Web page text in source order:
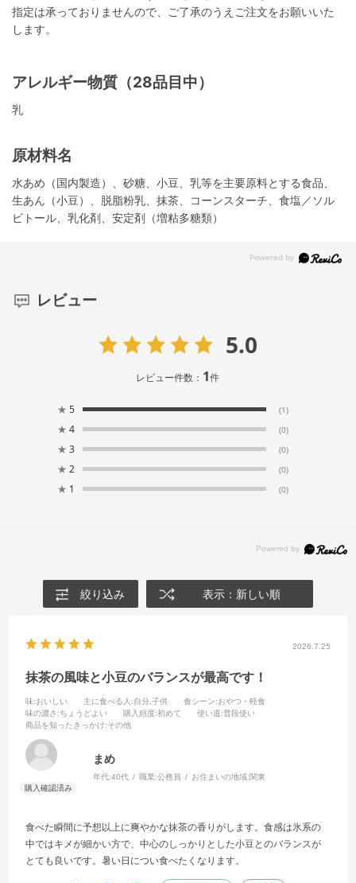
指定は承っておりませんので、ご了承のうえご注文をお願いいた
します。
アレルギー物質（28品目中）
乳
原材料名
水あめ（国内製造）、砂糖、小豆、乳等を主要原料とする食品、
生あん（小豆）、脱脂粉乳、抹茶、コーンスターチ、食塩／ソル
ビトール、乳化剤、安定剤（増粘多糖類）
レビュー
5.0
レビュー件数： 1件
★ 5 (1)
★ 4 (0)
★ 3 (0)
★ 2 (0)
★ 1 (0)
絞り込み 表示：新しい順
2026.7.25
抹茶の風味と小豆のバランスが最高です！
味:おいしい 主に食べる人 :自分,子供 食シーン:おやつ・軽食
味の濃さ :ちょうどよい 購入頻度:初めて 使い道:普段使い
商品を知ったきっかけ:その他
まめ
年代:40代 職業:公務員 お住まいの地域:関東
食べた瞬間に予想以上に爽やかな抹茶の香りがします。食感は氷系の
中ではキメが細かい方で、中心のしっかりとした小豆とのバランスが
とても良いです。暑い日につい食べたくなります。